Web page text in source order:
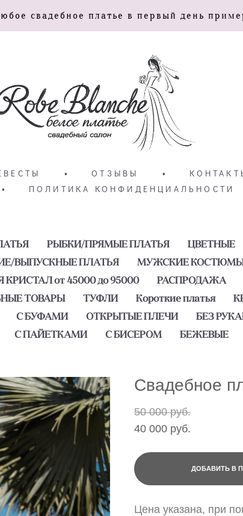
свадебное платье в первый день
• ОТЗЫВЫ •
• ПОЛИТИКА КОНФИДЕНЦИАЛЬНОСТИ
РЫБКИ/ПРЯМЫЕ ПЛАТЬЯ ЦВЕТНЫЕ
ВЫПУСКНЫЕ ПЛАТЬЯ МУЖСКИЕ
от 45000 до 95000 РАСПРОДАЖА
ТОВАРЫ ТУФЛИ Короткие платья
С БУФАМИ ОТКРЫТЫЕ ПЛЕЧИ БЕЗ
С ПАЙЕТКАМИ С БИСЕРОМ БЕЖЕВЫЕ
Свадебное
50 000 pуб.
40 000 pуб.
ДОБАВИТЬ В
Цена указана, при